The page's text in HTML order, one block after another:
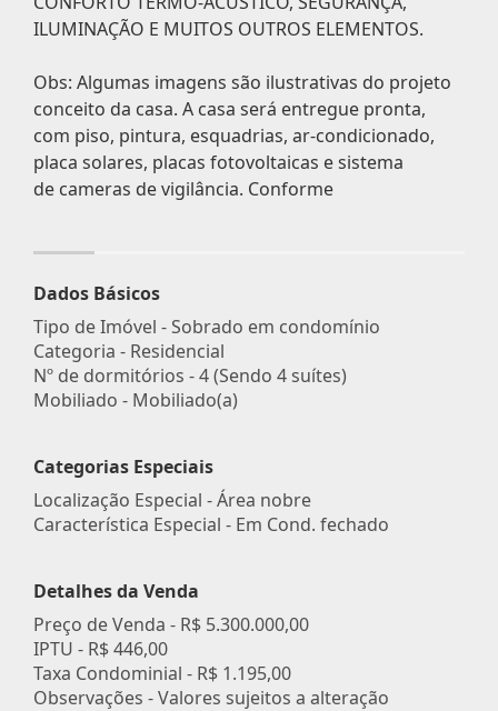
ILUMINAÇÃO E MUITOS OUTROS ELEMENTOS.
Obs: Algumas imagens são ilustrativas do projeto
conceito da casa. A casa será entregue pronta,
com piso, pintura, esquadrias, ar-condicionado,
placa solares, placas fotovoltaicas e sistema
de cameras de vigilância. Conforme
Dados Básicos
Tipo de Imóvel - Sobrado em condomínio
Categoria - Residencial
Nº de dormitórios - 4 (Sendo 4 suítes)
Mobiliado - Mobiliado(a)
Categorias Especiais
Localização Especial - Área nobre
Característica Especial - Em Cond. fechado
Detalhes da Venda
Preço de Venda - R$ 5.300.000,00
IPTU - R$ 446,00
Taxa Condominial - R$ 1.195,00
Observações - Valores sujeitos a alteração